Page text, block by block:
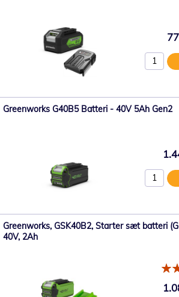
Greenworks G40B5 Batteri - 40V 5Ah Gen2
Greenworks, GSK40B2, Starter sæt batteri
40V, 2Ah